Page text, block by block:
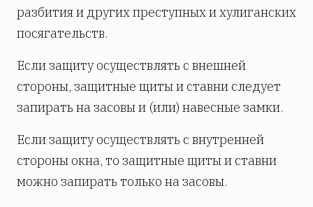
разбития и других преступных и хулиганских
посягательств.
Если защиту осуществлять с внешней
стороны, защитные щиты и ставни следует
запирать на засовы и (или) навесные замки.
Если защиту осуществлять с внутренней
стороны окна, то защитные щиты и ставни
можно запирать только на засовы.